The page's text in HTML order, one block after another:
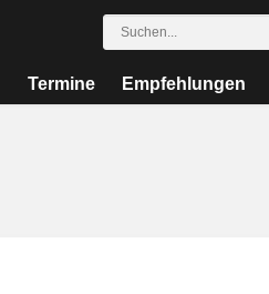
Termine Empfehlungen